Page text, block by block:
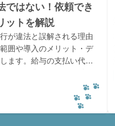
ではない！依頼でき
ットを解説
が違法と誤解される理由
囲や導入のメリット・デ
ます。給与の支払い代行
で、企業の負担を軽減し